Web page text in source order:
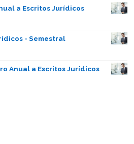
a Escritos Jurídicos
- Semestral
Anual a Escritos Jurídicos